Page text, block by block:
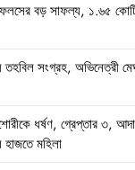
বড় সাফল্য, ১.৬৫
সংগ্রহ, অভিনেত্রী
ধর্ষণ, গ্রেপ্তার ৩,
মহিলা